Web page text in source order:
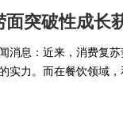
面突破性成长
消息：近来，消费复
实力。而在餐饮领域